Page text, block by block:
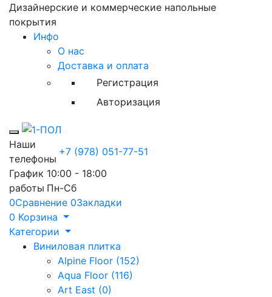
Дизайнерские и коммерческие напольные
покрытия
Инфо
О нас
Доставка и оплата
Регистрация
Авторизация
Toggle mobile menu
Наши
телефоны
+7 (978) 051-77-51
График
работы
10:00 - 18:00
Пн-Сб
0Сравнение 0Закладки
0 Корзина
Категории
Виниловая плитка
Alpine Floor (152)
Aqua Floor (116)
Art East (0)